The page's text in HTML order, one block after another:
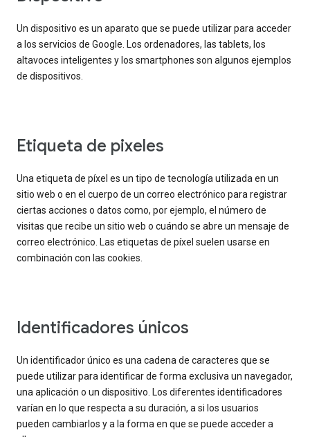
Un dispositivo es un aparato que se puede utilizar para acceder
a los servicios de Google. Los ordenadores, las tablets, los
altavoces inteligentes y los smartphones son algunos ejemplos
de dispositivos.
Etiqueta de pixeles
Una etiqueta de píxel es un tipo de tecnología utilizada en un
sitio web o en el cuerpo de un correo electrónico para registrar
ciertas acciones o datos como, por ejemplo, el número de
visitas que recibe un sitio web o cuándo se abre un mensaje de
correo electrónico. Las etiquetas de píxel suelen usarse en
combinación con las cookies.
Identificadores únicos
Un identificador único es una cadena de caracteres que se
puede utilizar para identificar de forma exclusiva un navegador,
una aplicación o un dispositivo. Los diferentes identificadores
varían en lo que respecta a su duración, a si los usuarios
pueden cambiarlos y a la forma en que se puede acceder a